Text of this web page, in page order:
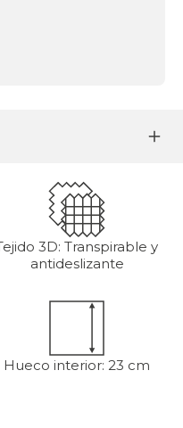
3D: Transpirable y
antideslizante
Hueco interior: 23 cm